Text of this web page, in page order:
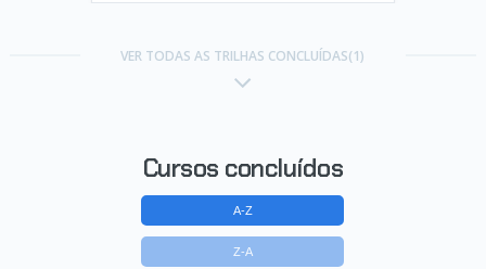
VER TODAS AS TRILHAS CONCLUÍDAS(1)
Cursos concluídos
A-Z
Z-A